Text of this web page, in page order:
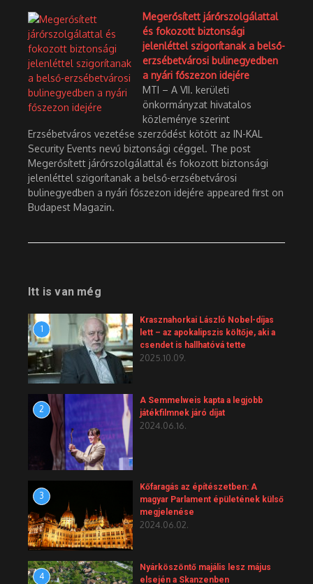
Megerősített járőrszolgálattal
és fokozott biztonsági
jelenléttel szigorítanak a belső-
erzsébetvárosi bulinegyedben
a nyári főszezon idejére
MTI – A VII. kerületi
önkormányzat hivatalos
közleménye szerint
Erzsébetváros vezetése szerződést kötött az IN-KAL
Security Events nevű biztonsági céggel. The post
Megerősített járőrszolgálattal és fokozott biztonsági
jelenléttel szigorítanak a belső-erzsébetvárosi
bulinegyedben a nyári főszezon idejére appeared first on
Budapest Magazin.
Itt is van még
1
Krasznahorkai László Nobel-díjas
lett – az apokalipszis költője, aki a
csendet is hallhatóvá tette
2025.10.09.
2
A Semmelweis kapta a legjobb
játékfilmnek járó díjat
2024.06.16.
3
Kőfaragás az építészetben: A
magyar Parlament épületének külső
megjelenése
2024.06.02.
4
Nyárköszöntő majális lesz május
elsején a Skanzenben